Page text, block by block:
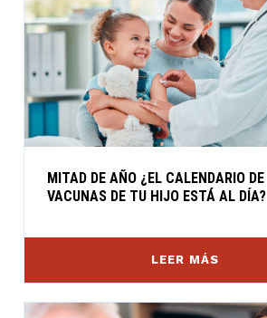
MITAD DE AÑO ¿EL CALENDARIO DE
VACUNAS DE TU HIJO ESTÁ AL DÍA?
LEER MÁS